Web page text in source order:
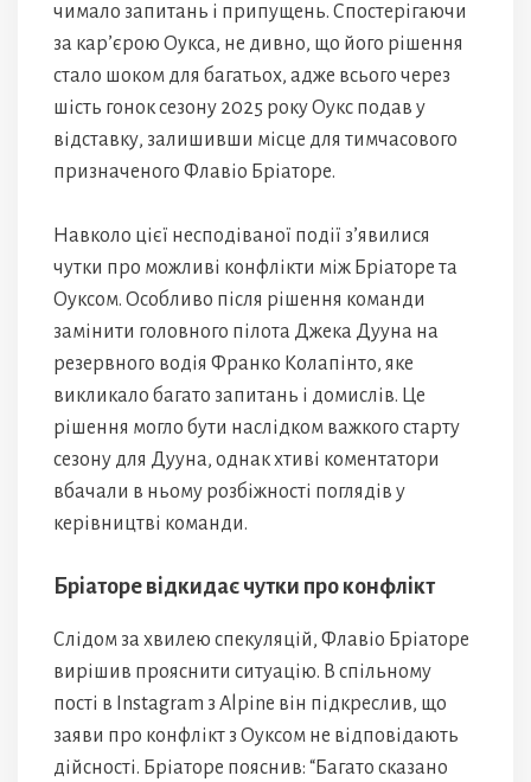
чимало запитань і припущень. Спостерігаючи
за кар’єрою Оукса, не дивно, що його рішення
стало шоком для багатьох, адже всього через
шість гонок сезону 2025 року Оукс подав у
відставку, залишивши місце для тимчасового
призначеного Флавіо Бріаторе.
Навколо цієї несподіваної події з’явилися
чутки про можливі конфлікти між Бріаторе та
Оуксом. Особливо після рішення команди
замінити головного пілота Джека Дууна на
резервного водія Франко Колапінто, яке
викликало багато запитань і домислів. Це
рішення могло бути наслідком важкого старту
сезону для Дууна, однак хтиві коментатори
вбачали в ньому розбіжності поглядів у
керівництві команди.
Бріаторе відкидає чутки про конфлікт
Слідом за хвилею спекуляцій, Флавіо Бріаторе
вирішив прояснити ситуацію. В спільному
пості в Instagram з Alpine він підкреслив, що
заяви про конфлікт з Оуксом не відповідають
дійсності. Бріаторе пояснив: “Багато сказано